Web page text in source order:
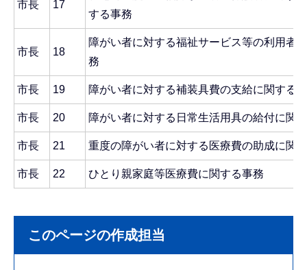
市長 17
する事務
市長 18
障がい者に対する福祉サービス等の利用者
務
市長 19 障がい者に対する補装具費の支給に関する
市長 20 障がい者に対する日常生活用具の給付に関
市長 21 重度の障がい者に対する医療費の助成に関
市長 22 ひとり親家庭等医療費に関する事務
このページの作成担当